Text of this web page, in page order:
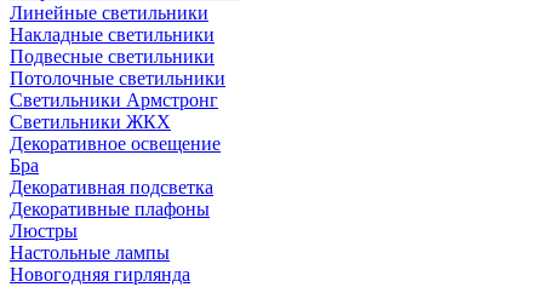
Линейные светильники
Накладные светильники
Подвесные светильники
Потолочные светильники
Светильники Армстронг
Светильники ЖКХ
Декоративное освещение
Бра
Декоративная подсветка
Декоративные плафоны
Люстры
Настольные лампы
Новогодняя гирлянда